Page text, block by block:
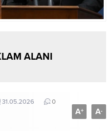
ALANI
31.05.2026 0
A+ A-